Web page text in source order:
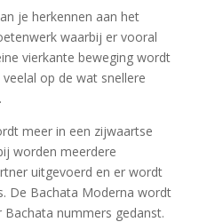
je herkennen aan het
waarbij er vooral
vierkante beweging wordt
op de wat snellere
meer in een zijwaartse
worden meerdere
uitgevoerd en er wordt
De Bachata Moderna wordt
nummers gedanst.